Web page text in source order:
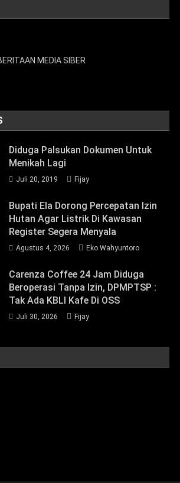
MEDIA SIBER
Diduga Palsukan Dokumen Untuk
Menikah Lagi
Juli 20, 2019 Fijay
Bupati Ela Dorong Percepatan Izin
Hutan Agar Listrik Di Kawasan
Register Segera Menyala
Agustus 4, 2026 Eko Wahyuntoro
Carenza Coffee 24 Jam Diduga
Beroperasi Tanpa Izin, DPMPTSP :
Tak Ada KBLI Kafe Di OSS
Juli 30, 2026 Fijay